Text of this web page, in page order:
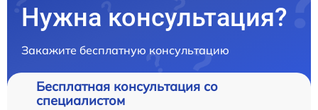
Нужна консультация?
Закажите бесплатную консультацию
Бесплатная консультация со
специалистом